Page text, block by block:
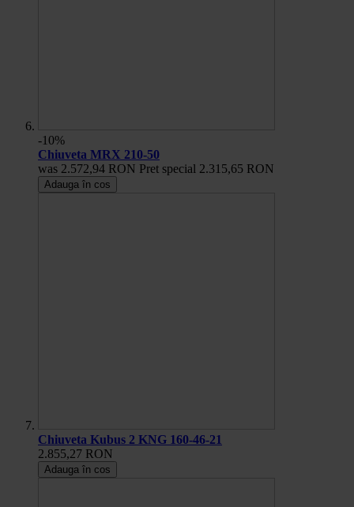
-10%
Chiuveta MRX 210-50
was 2.572,94 RON Pret special 2.315,65 RON
Adauga în cos
Chiuveta Kubus 2 KNG 160-46-21
2.855,27 RON
Adauga în cos